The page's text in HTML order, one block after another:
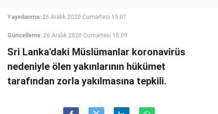
Yayınlanma: 26 Aralık 2020 Cumartesi 15:01
Güncelleme: 26 Aralık 2020 Cumartesi 15:09
Sri Lanka'daki Müslümanlar koronavirüs
nedeniyle ölen yakınlarının hükümet
tarafından zorla yakılmasına tepkili.